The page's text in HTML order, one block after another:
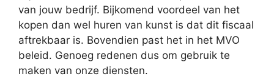
van jouw bedrijf. Bijkomend voordeel van het
kopen dan wel huren van kunst is dat dit fiscaal
aftrekbaar is. Bovendien past het in het MVO
beleid. Genoeg redenen dus om gebruik te
maken van onze diensten.